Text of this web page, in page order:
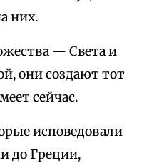
них.
— Света и
они создают тот
сейчас.
исповедовали
до Греции,